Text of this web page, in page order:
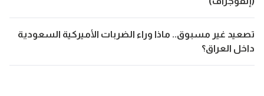
تصعيد غير مسبوق.. ماذا وراء الضربات الأميركية السعودية
داخل العراق؟